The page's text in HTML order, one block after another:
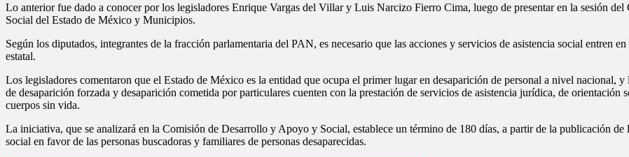
Lo anterior fue dado a conocer por los legisladores Enrique Vargas del Villar y Luis Narcizo Fierro Cima, luego de presentar en la sesión
Social del Estado de México y Municipios.
Según los diputados, integrantes de la fracción parlamentaria del PAN, es necesario que las acciones y servicios de asistencia social entren
estatal.
Los legisladores comentaron que el Estado de México es la entidad que ocupa el primer lugar en desaparición de personal a nivel nacional,
de desaparición forzada y desaparición cometida por particulares cuenten con la prestación de servicios de asistencia jurídica, de
cuerpos sin vida.
La iniciativa, que se analizará en la Comisión de Desarrollo y Apoyo y Social, establece un término de 180 días, a partir de la publicación
social en favor de las personas buscadoras y familiares de personas desaparecidas.